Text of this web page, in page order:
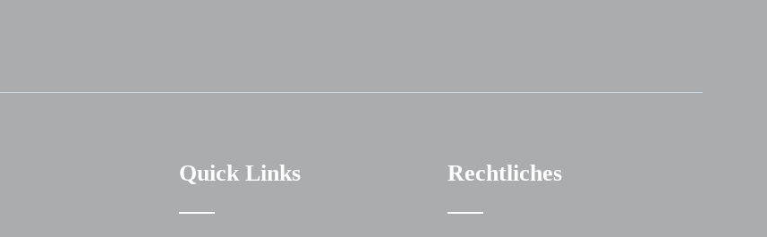
Quick Links Rechtliches